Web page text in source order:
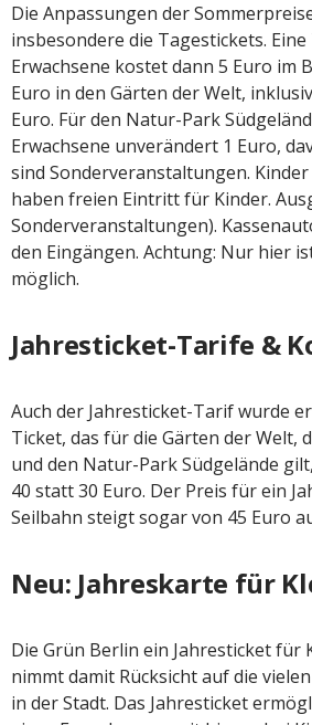
Die Anpassungen der
insbesondere die Tagestickets.
Erwachsene kostet dann 5 Euro im
Euro in den Gärten der Welt,
Euro. Für den Natur-Park
Erwachsene unverändert 1 Euro,
sind Sonderveranstaltungen.
haben freien Eintritt für Kinder.
Sonderveranstaltungen).
den Eingängen. Achtung: Nur hier
möglich.
Jahresticket-Tarife &
Auch der Jahresticket-Tarif wurde
Ticket, das für die Gärten der Welt,
und den Natur-Park Südgelände
40 statt 30 Euro. Der Preis für ein
Seilbahn steigt sogar von 45 Euro
Neu: Jahreskarte für
Die Grün Berlin ein Jahresticket für
nimmt damit Rücksicht auf die
in der Stadt. Das Jahresticket